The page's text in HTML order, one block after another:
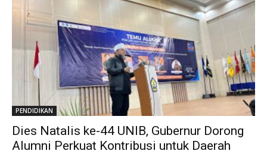
PENDIDIKAN
Dies Natalis ke-44 UNIB, Gubernur Dorong
Alumni Perkuat Kontribusi untuk Daerah